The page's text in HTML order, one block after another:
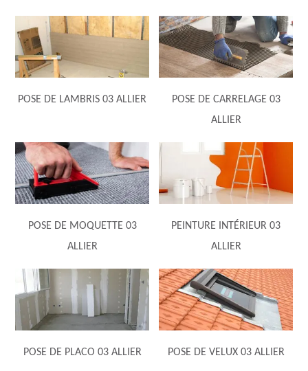
POSE DE LAMBRIS 03 ALLIER
POSE DE CARRELAGE 03
ALLIER
POSE DE MOQUETTE 03
ALLIER
PEINTURE INTÉRIEUR 03
ALLIER
POSE DE PLACO 03 ALLIER POSE DE VELUX 03 ALLIER